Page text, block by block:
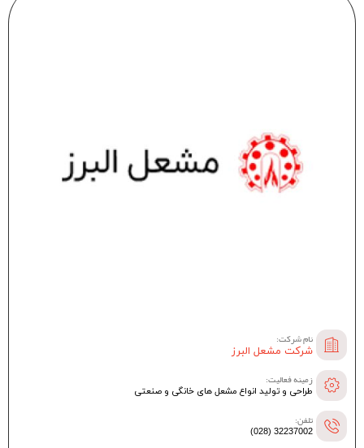
نام شرکت:
شرکت مشعل البرز
زمینه فعالیت:
طراحی و تولید انواع مشعل های خانگی و صنعتی
تلفن:
32237002 (028)